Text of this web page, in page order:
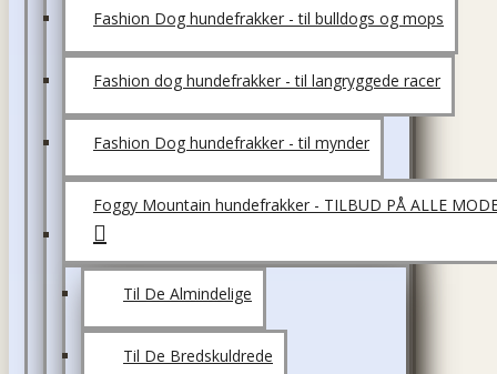
Fashion Dog hundefrakker - til bulldogs og mops
Fashion dog hundefrakker - til langryggede racer
Fashion Dog hundefrakker - til mynder
Foggy Mountain hundefrakker - TILBUD PÅ ALLE
Til De Almindelige
Til De Bredskuldrede